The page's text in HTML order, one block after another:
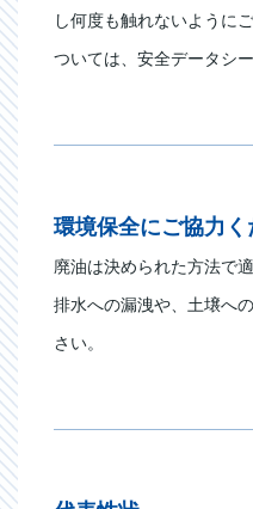
し何度も触れないように
ついては、安全データシ
環境保全にご協力く
廃油は決められた方法で
排水への漏洩や、土壌へ
さい。